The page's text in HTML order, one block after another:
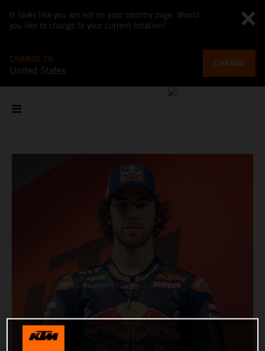
It looks like you are not on your country page. Would
you like to change to your current location?
CHANGE TO
United States
CHANGE